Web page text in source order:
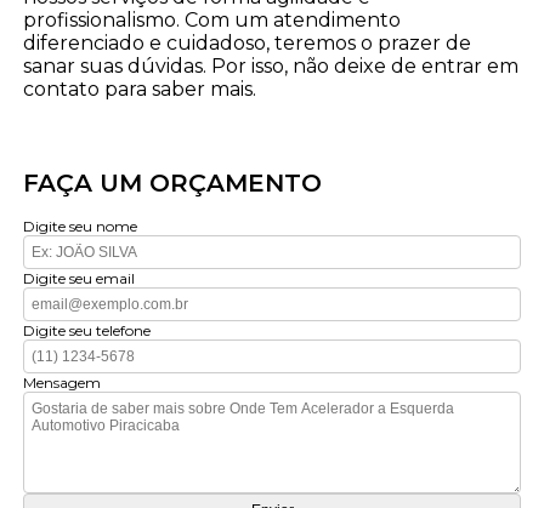
profissionalismo. Com um atendimento
diferenciado e cuidadoso, teremos o prazer de
sanar suas dúvidas. Por isso, não deixe de entrar em
contato para saber mais.
FAÇA UM ORÇAMENTO
Digite seu nome
Digite seu email
Digite seu telefone
Mensagem